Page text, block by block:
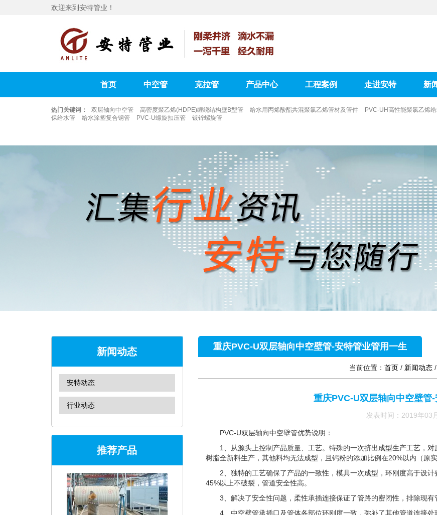
欢迎来到安特管业！
首页 中空管 克拉管 产品中心 工程案例 走进安特 新
热门关键词： 双层轴向中空管 高密度聚乙烯(HDPE)缠绕结构壁B型管 给水用丙烯酸酯共混聚氯乙烯管材及管件 PVC-UH高性能聚氯乙烯
保给水管
给水涂塑复合钢管 PVC-U螺旋扣压管 镀锌螺旋管
新闻动态
安特动态
行业动态
推荐产品
重庆PVC-U双层轴向中空壁管-安特管业管用一生
当前位置： 首页 / 新闻动态 /
重庆PVC-U双层轴向中空壁管
发表时间：2019年03
PVC-U双层轴向中空壁管优势说明：
1、从源头上控制产品质量、工艺。特殊的一次挤出成型生产工艺，
树脂全新料生产，其他料均无法成型，且钙粉的添加比例在20%以内（原
2、独特的工艺确保了产品的一致性，模具一次成型，环刚度高于设
45%以上不破裂，管道安全性高。
3、解决了安全性问题，柔性承插连接保证了管路的密闭性，排除现有
4、中空壁管承插口及管体各部位环刚度一致，弥补了其他管道连接处